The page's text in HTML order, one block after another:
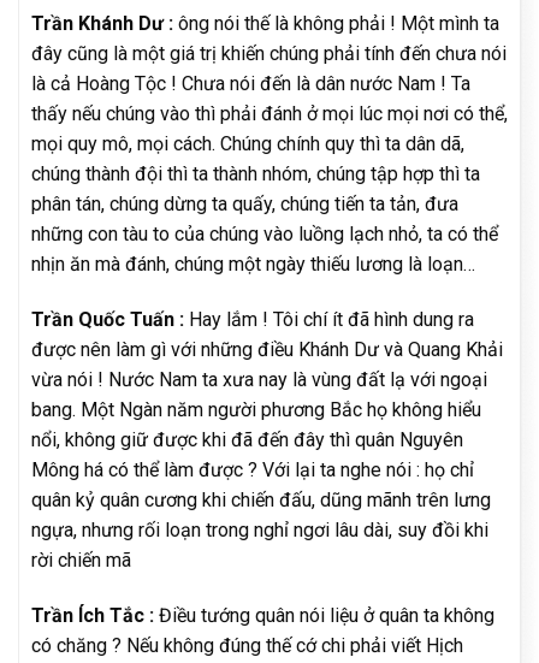
Trần Khánh Dư : ông nói thế là không phải ! Một mình ta
đây cũng là một giá trị khiến chúng phải tính đến chưa nói
là cả Hoàng Tộc ! Chưa nói đến là dân nước Nam ! Ta
thấy nếu chúng vào thì phải đánh ở mọi lúc mọi nơi có thể,
mọi quy mô, mọi cách. Chúng chính quy thì ta dân dã,
chúng thành đội thì ta thành nhóm, chúng tập hợp thì ta
phân tán, chúng dừng ta quấy, chúng tiến ta tản, đưa
những con tàu to của chúng vào luồng lạch nhỏ, ta có thể
nhịn ăn mà đánh, chúng một ngày thiếu lương là loạn…
Trần Quốc Tuấn : Hay lắm ! Tôi chí ít đã hình dung ra
được nên làm gì với những điều Khánh Dư và Quang Khải
vừa nói ! Nước Nam ta xưa nay là vùng đất lạ với ngoại
bang. Một Ngàn năm người phương Bắc họ không hiểu
nổi, không giữ được khi đã đến đây thì quân Nguyên
Mông há có thể làm được ? Với lại ta nghe nói : họ chỉ
quân kỷ quân cương khi chiến đấu, dũng mãnh trên lưng
ngựa, nhưng rối loạn trong nghỉ ngơi lâu dài, suy đồi khi
rời chiến mã
Trần Ích Tắc : Điều tướng quân nói liệu ở quân ta không
có chăng ? Nếu không đúng thế cớ chi phải viết Hịch